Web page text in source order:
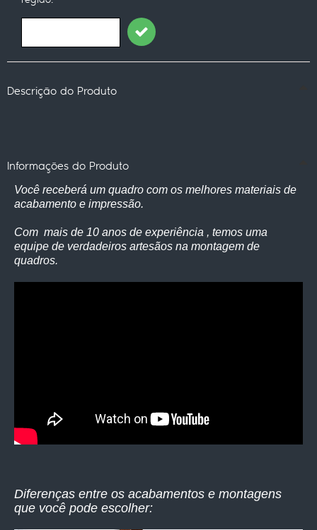
Descrição do Produto
Informações do Produto
Você receberá um quadro com os melhores materiais de
acabamento e impressão.
Com mais de 10 anos de experiência , temos uma
equipe de verdadeiros artesãos na montagem de
quadros.
Diferenças entre os acabamentos e montagens
que você pode escolher: